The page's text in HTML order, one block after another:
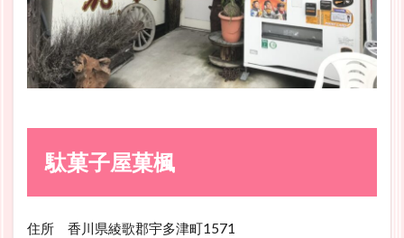
駄菓子屋菓楓
住所 香川県綾歌郡宇多津町1571